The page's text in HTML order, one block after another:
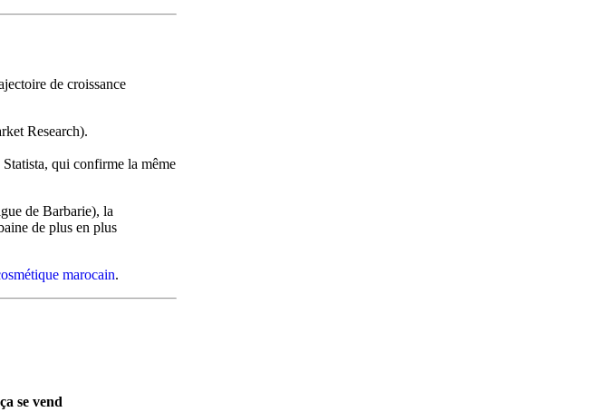
de croissance
Research).
qui confirme la même
de Barbarie), la
de plus en plus
marocain.
se vend